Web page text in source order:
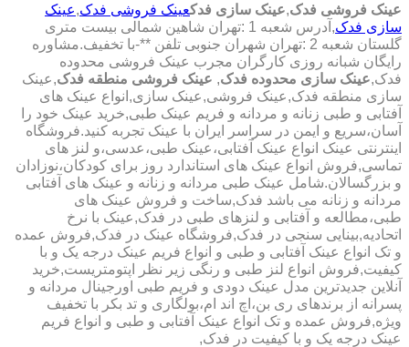
عینک فروشی فدک,عینک سازی فدکعینک فروشی فدک,عینک
سازی فدک
,آدرس شعبه 1 :تهران شاهین شمالی بیست متری
گلستان شعبه 2 :تهران شهران جنوبی تلفن **-با تخفیف.مشاوره
رایگان شبانه روزی کارگران مجرب عینک فروشی محدوده
فدک,عینک سازی محدوده فدک, عینک فروشی منطقه فدک,عینک
سازی منطقه فدک,عینک فروشی,عینک سازی,انواع عینک های
آفتابی و طبی زنانه و مردانه و فریم عینک طبی,خرید عینک خود را
آسان،سریع و ایمن در سراسر ایران با عینک تجربه کنید.فروشگاه
اینترنتی عینک انواع عینک آفتابی،عینک طبی،عدسی،و لنز های
تماسی,فروش انواع عینک های استاندارد روز برای کودکان،نوزادان
و بزرگسالان.شامل عینک طبی مردانه و زنانه و عینک های آفتابی
مردانه و زنانه می باشد فدک,ساخت و فروش عینک های
طبی،مطالعه و آفتابی و لنزهای طبی در فدک,عینک با نرخ
اتحادیه,بینایی سنجی در فدک,فروشگاه عینک در فدک,فروش عمده
و تک انواع عینک آفتابی و طبی و انواع فریم عینک درجه یک و با
کیفیت,فروش انواع لنز طبی و رنگی زیر نظر اپتومتریست,خرید
آنلاین جدیدترین مدل عینک دودی و فریم طبی اورجینال مردانه و
پسرانه از برندهای ری بن،اچ اند ام،بولگاری و تد بکر با تخفیف
ویژه,فروش عمده و تک انواع عینک آفتابی و طبی و انواع فریم
عینک درجه یک و با کیفیت در فدک,